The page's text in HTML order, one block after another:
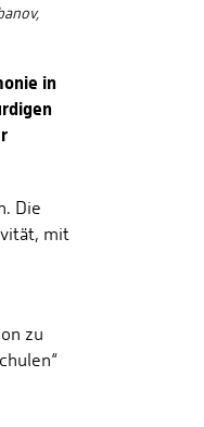
in
Die
mit
zu